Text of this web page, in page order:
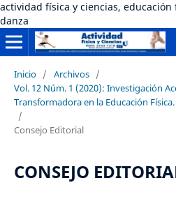
actividad física y ciencias,
danza
Inicio / Archivos /
Vol. 12 Núm. 1 (2020): Investigación
Transformadora en la Educación
/
Consejo Editorial
CONSEJO